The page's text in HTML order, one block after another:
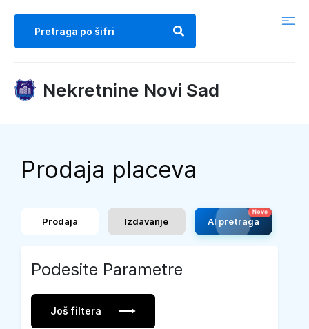
Nekretnine Novi Sad
Prodaja placeva
Prodaja Izdavanje AI pretraga
Podesite Parametre
Još filtera